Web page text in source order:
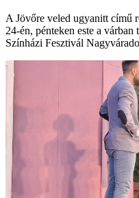
A Jövőre veled ugyanitt című
24-én, pénteken este a
Színházi Fesztivál